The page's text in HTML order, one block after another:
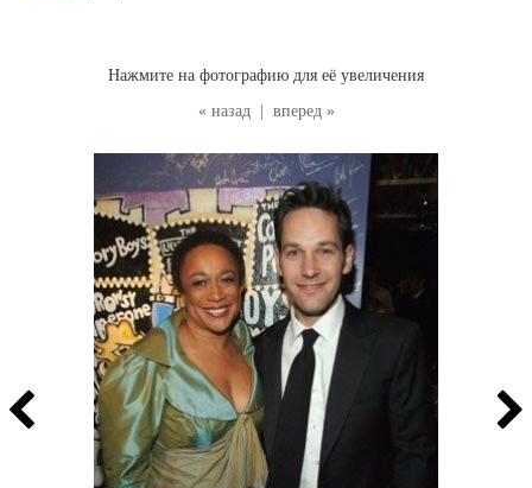
« назад вперед »
Нажмите на фотографию для её увеличения